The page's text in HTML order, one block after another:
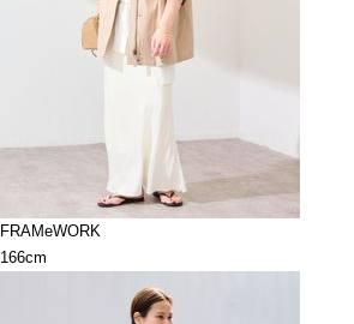
FRAMeWORK
166cm